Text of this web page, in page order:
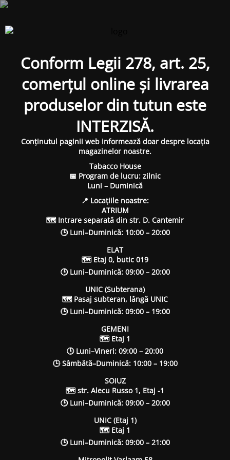
Conform Legii 278, art. 25,
comerțul online și livrarea
produselor din tutun este
INTERZISĂ.
Conținutul paginii web informează doar despre locația
magazinelor noastre.
Tabacco House
📅 Program de lucru: zilnic
Luni – Duminică
📍 Locațiile noastre:
ATRIUM
🗺 Intrare separată din str. D. Cantemir
🕒 Luni–Duminică: 10:00 – 20:00
ELAT
🗺 Etaj 0, butic 019
🕒 Luni–Duminică: 09:00 – 20:00
UNIC (Subterana)
🗺 Pasaj subteran, lângă UNIC
🕒 Luni–Duminică: 09:00 – 19:00
GEMENI
🗺 Etaj 1
🕒 Luni–Vineri: 09:00 – 20:00
🕒 Sâmbătă–Duminică: 10:00 – 19:00
SOIUZ
🗺 str. Alecu Russo 1, Etaj -1
🕒 Luni–Duminică: 09:00 – 20:00
UNIC (Etaj 1)
🗺 Etaj 1
🕒 Luni–Duminică: 09:00 – 21:00